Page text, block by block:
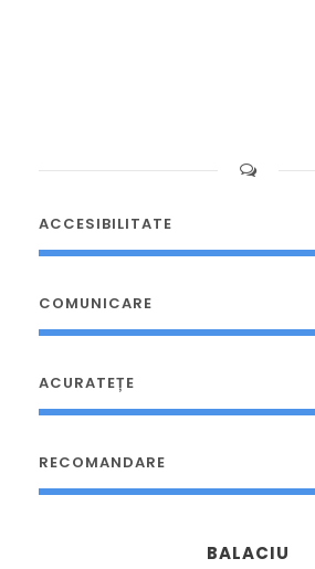
ACCESIBILITATE
COMUNICARE
ACURATEȚE
RECOMANDARE
BALACIU